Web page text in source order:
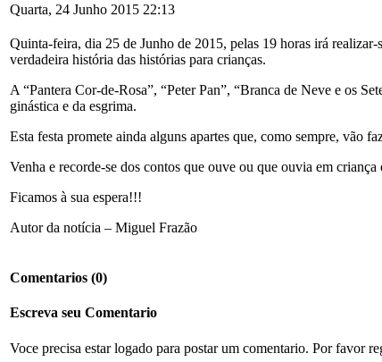
Quarta, 24 Junho 2015 22:13
Quinta-feira, dia 25 de Junho de 2015, pelas 19 horas irá
verdadeira história das histórias para crianças.
A “Pantera Cor-de-Rosa”, “Peter Pan”, “Branca de Neve e os
ginástica e da esgrima.
Esta festa promete ainda alguns apartes que, como sempre, vão
Venha e recorde-se dos contos que ouve ou que ouvia em
Ficamos à sua espera!!!
Autor da notícia – Miguel Frazão
Comentarios (0)
Escreva seu Comentario
Voce precisa estar logado para postar um comentario. Por favor